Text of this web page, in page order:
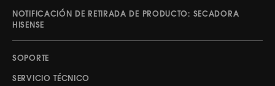
NOTIFICACIÓN DE RETIRADA DE PRODUCTO: SECADORA
HISENSE
SOPORTE
SERVICIO TÉCNICO